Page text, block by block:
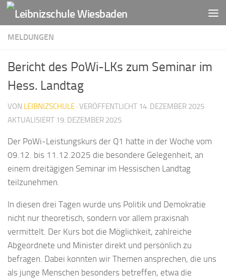
Zum Inhalt springen
MELDUNGEN
Bericht des PoWi-LKs zum Seminar im
Hess. Landtag
VON LEIBNIZSCHULE · VERÖFFENTLICHT 14. DEZEMBER 2025 ·
AKTUALISIERT 19. DEZEMBER 2025
Der PoWi-Leistungskurs der Q1 hatte in der Woche vom
09.12. bis 11.12.2025 die besondere Gelegenheit, an
einem dreitägigen Seminar im Hessischen Landtag
teilzunehmen.
In diesen drei Tagen wurde uns Politik und Demokratie
nicht nur theoretisch, sondern vor allem praxisnah
vermittelt. Der Kurs bot die Möglichkeit, zahlreiche
Abgeordnete und Minister direkt und persönlich zu
befragen. Dabei konnten wir Themen ansprechen, die uns
als junge Menschen besonders betreffen, etwa die